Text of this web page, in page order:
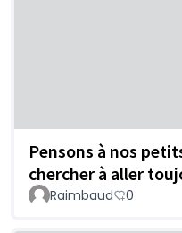
Pensons à nos
chercher à aller
Raimbaud 0